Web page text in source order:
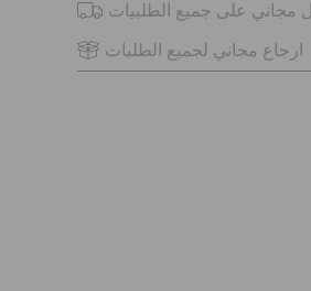
ارجاع مجاني لجميع الطلبات